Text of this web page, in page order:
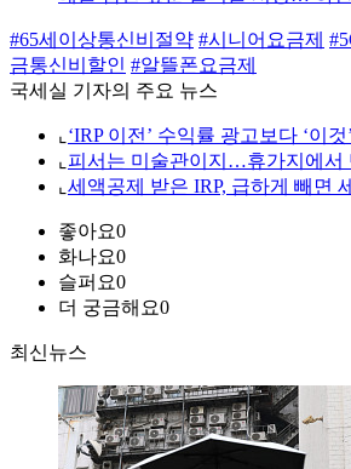
#65세이상통신비절약 #시니어요금제
금통신비할인 #알뜰폰요금제
국세실 기자의 주요 뉴스
⌞ ‘IRP 이전’ 수익률 광고보다 ‘이
⌞ 피서는 미술관이지…휴가지에서
⌞ 세액공제 받은 IRP, 급하게 빼면
좋아요0
화나요0
슬퍼요0
더 궁금해요0
최신뉴스